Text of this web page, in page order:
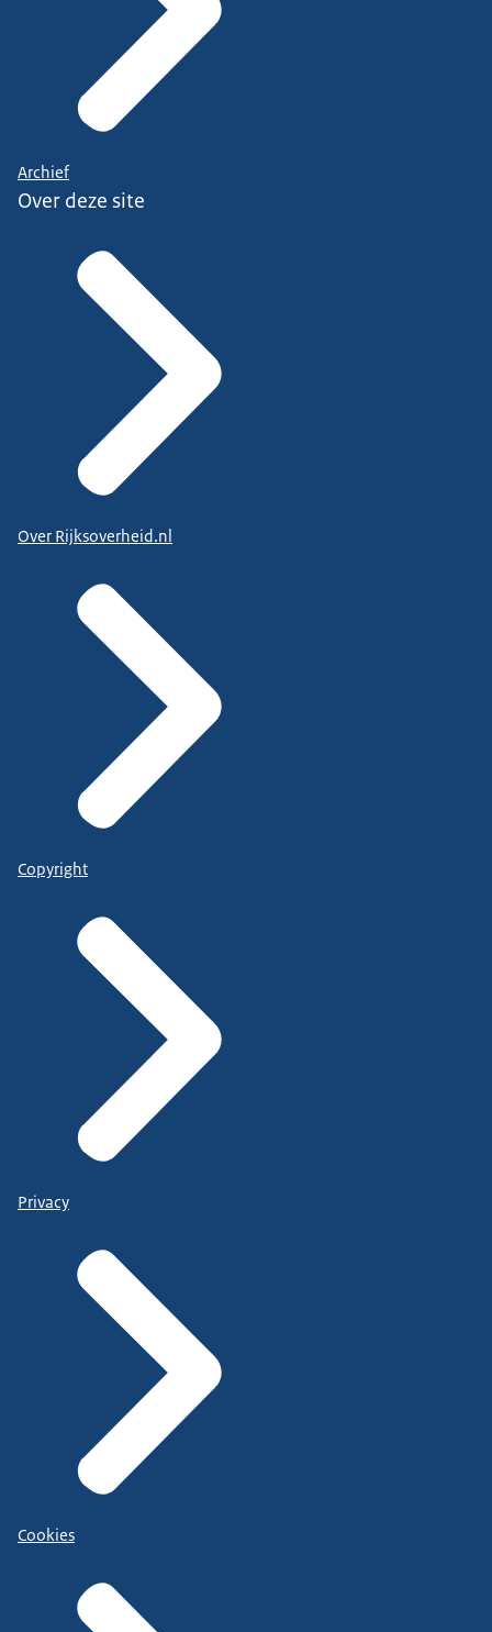
Archief
Over deze site
Over Rijksoverheid.nl
Copyright
Privacy
Cookies